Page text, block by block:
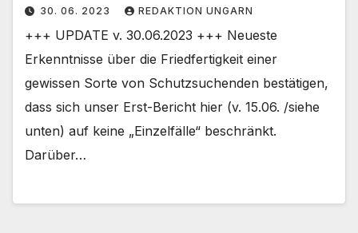
30. 06. 2023 REDAKTION UNGARN
+++ UPDATE v. 30.06.2023 +++ Neueste
Erkenntnisse über die Friedfertigkeit einer
gewissen Sorte von Schutzsuchenden bestätigen,
dass sich unser Erst-Bericht hier (v. 15.06. /siehe
unten) auf keine „Einzelfälle“ beschränkt.
Darüber…